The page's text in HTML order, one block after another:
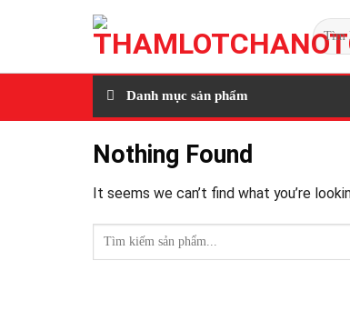
Tìm
kiếm:
Danh mục sản phẩm
Nothing Found
It seems we can’t find what you’re